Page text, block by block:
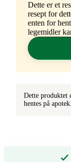
Dette er et
resept for
enten for
legemidler
Dette produktet
hentes på apotek.